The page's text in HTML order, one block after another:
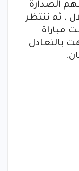
الصدارة
، ثم ننتظر
مباراة
بالتعادل